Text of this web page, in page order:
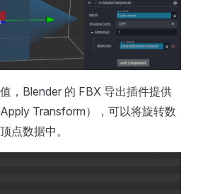
，Blender 的 FBX 导出插件提供
Transform），可以将旋转数
点数据中。